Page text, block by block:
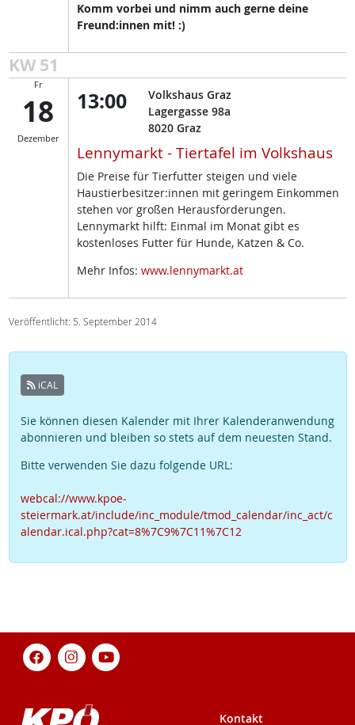
Komm vorbei und nimm auch gerne deine
Freund:innen mit! :)
KW 51
Fr
18
Dezember
13:00
Volkshaus Graz
Lagergasse 98a
8020 Graz
Lennymarkt - Tiertafel im Volkshaus
Die Preise für Tierfutter steigen und viele
Haustierbesitzer:innen mit geringem Einkommen
stehen vor großen Herausforderungen.
Lennymarkt hilft: Einmal im Monat gibt es
kostenloses Futter für Hunde, Katzen & Co.
Mehr Infos: www.lennymarkt.at
Veröffentlicht: 5. September 2014
iCAL
Sie können diesen Kalender mit Ihrer Kalenderanwendung
abonnieren und bleiben so stets auf dem neuesten Stand.
Bitte verwenden Sie dazu folgende URL:
webcal://www.kpoe-
steiermark.at/include/inc_module/tmod_calendar/inc_act/c
alendar.ical.php?cat=8%7C9%7C11%7C12
Kontakt